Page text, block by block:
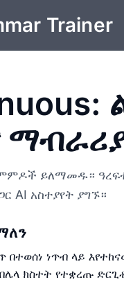
Trainer
ይለማመዱ።
AI አስተያየት ያግኙ።
በተወሰነ ነጥብ ላይ
ክስተት የተቋረጡ